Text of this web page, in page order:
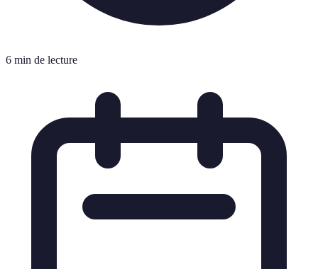
6 min de lecture